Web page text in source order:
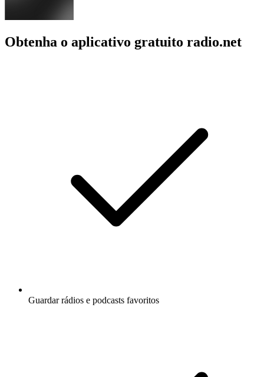
Obtenha o aplicativo gratuito radio.net
Guardar rádios e podcasts favoritos